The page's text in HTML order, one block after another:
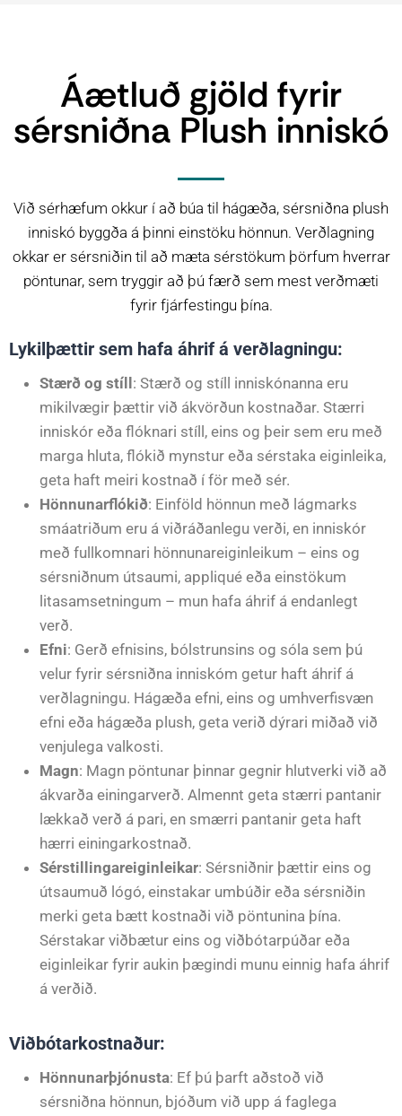
Áætluð gjöld fyrir
sérsniðna Plush inniskó
Við sérhæfum okkur í að búa til hágæða, sérsniðna plush
inniskó byggða á þinni einstöku hönnun. Verðlagning
okkar er sérsniðin til að mæta sérstökum þörfum hverrar
pöntunar, sem tryggir að þú færð sem mest verðmæti
fyrir fjárfestingu þína.
Lykilþættir sem hafa áhrif á verðlagningu:
Stærð og stíll : Stærð og stíll inniskónanna eru
mikilvægir þættir við ákvörðun kostnaðar. Stærri
inniskór eða flóknari stíll, eins og þeir sem eru með
marga hluta, flókið mynstur eða sérstaka eiginleika,
geta haft meiri kostnað í för með sér.
Hönnunarflókið: Einföld hönnun með lágmarks
smáatriðum eru á viðráðanlegu verði, en inniskór
með fullkomnari hönnunareiginleikum – eins og
sérsniðnum útsaumi, appliqué eða einstökum
litasamsetningum – mun hafa áhrif á endanlegt
verð.
Efni: Gerð efnisins, bólstrunsins og sóla sem þú
velur fyrir sérsniðna inniskóm getur haft áhrif á
verðlagningu. Hágæða efni, eins og umhverfisvæn
efni eða hágæða plush, geta verið dýrari miðað við
venjulega valkosti.
Magn: Magn pöntunar þinnar gegnir hlutverki við að
ákvarða einingarverð. Almennt geta stærri pantanir
lækkað verð á pari, en smærri pantanir geta haft
hærri einingarkostnað.
Sérstillingareiginleikar: Sérsniðnir þættir eins og
útsaumuð lógó, einstakar umbúðir eða sérsniðin
merki geta bætt kostnaði við pöntunina þína.
Sérstakar viðbætur eins og viðbótarpúðar eða
eiginleikar fyrir aukin þægindi munu einnig hafa áhrif
á verðið.
Viðbótarkostnaður:
Hönnunarþjónusta: Ef þú þarft aðstoð við
sérsniðna hönnun, bjóðum við upp á faglega